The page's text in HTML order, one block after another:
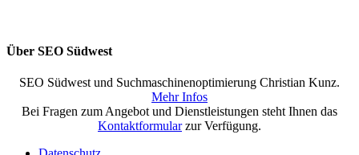
Über SEO Südwest
SEO Südwest und Suchmaschinenoptimierung Christian Kunz.
Mehr Infos
Bei Fragen zum Angebot und Dienstleistungen steht Ihnen das
Kontaktformularzur Verfügung.